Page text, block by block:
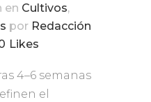
en Cultivos,
por Redacción
Likes
4–6 semanas
el